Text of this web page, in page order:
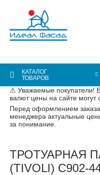
КАТАЛОГ
ТОВАРОВ
⚠ Уважаемые покупатели!
валют цены на сайте могут
Перед оформлением
менеджера актуальные
за понимание.
ТРОТУАРНАЯ
(TIVOLI) С902-